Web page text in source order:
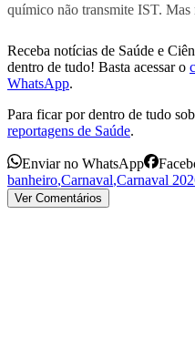
químico não transmite IST. Mas
Receba notícias de Saúde e
dentro de tudo! Basta acessar o
WhatsApp.
Para ficar por dentro de tudo
reportagens de Saúde.
Enviar no WhatsApp
banheiro,Carnaval,Carnaval
Ver Comentários